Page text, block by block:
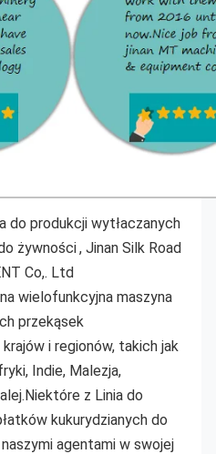
do produkcji wytłaczanych
żywności, Jinan Silk Road
Co,. Ltd
wielofunkcyjna maszyna
przekąsek
i regionów, takich jak
Indie, Malezja,
z Linia do
kukurydzianych do
agentami w swojej